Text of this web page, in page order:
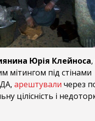
Юрія Клейноса
мітингом під стінами
арештували через
цілісність і